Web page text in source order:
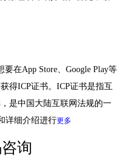
在App Store、Google Play等
得ICP证书。ICP证书是指互
是中国大陆互联网法规的一
详细介绍进行更多
询